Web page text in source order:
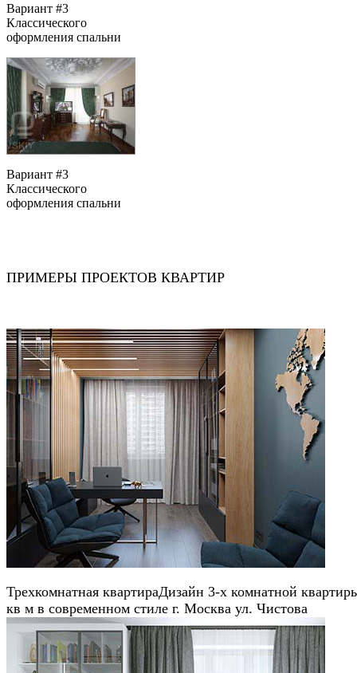
Вариант #3
Классического
оформления спальни
Вариант #3
Классического
оформления спальни
ПРИМЕРЫ ПРОЕКТОВ КВАРТИР
Трехкомнатная квартираДизайн 3-х комнатной
кв м в современном стиле г. Москва ул. Чистова